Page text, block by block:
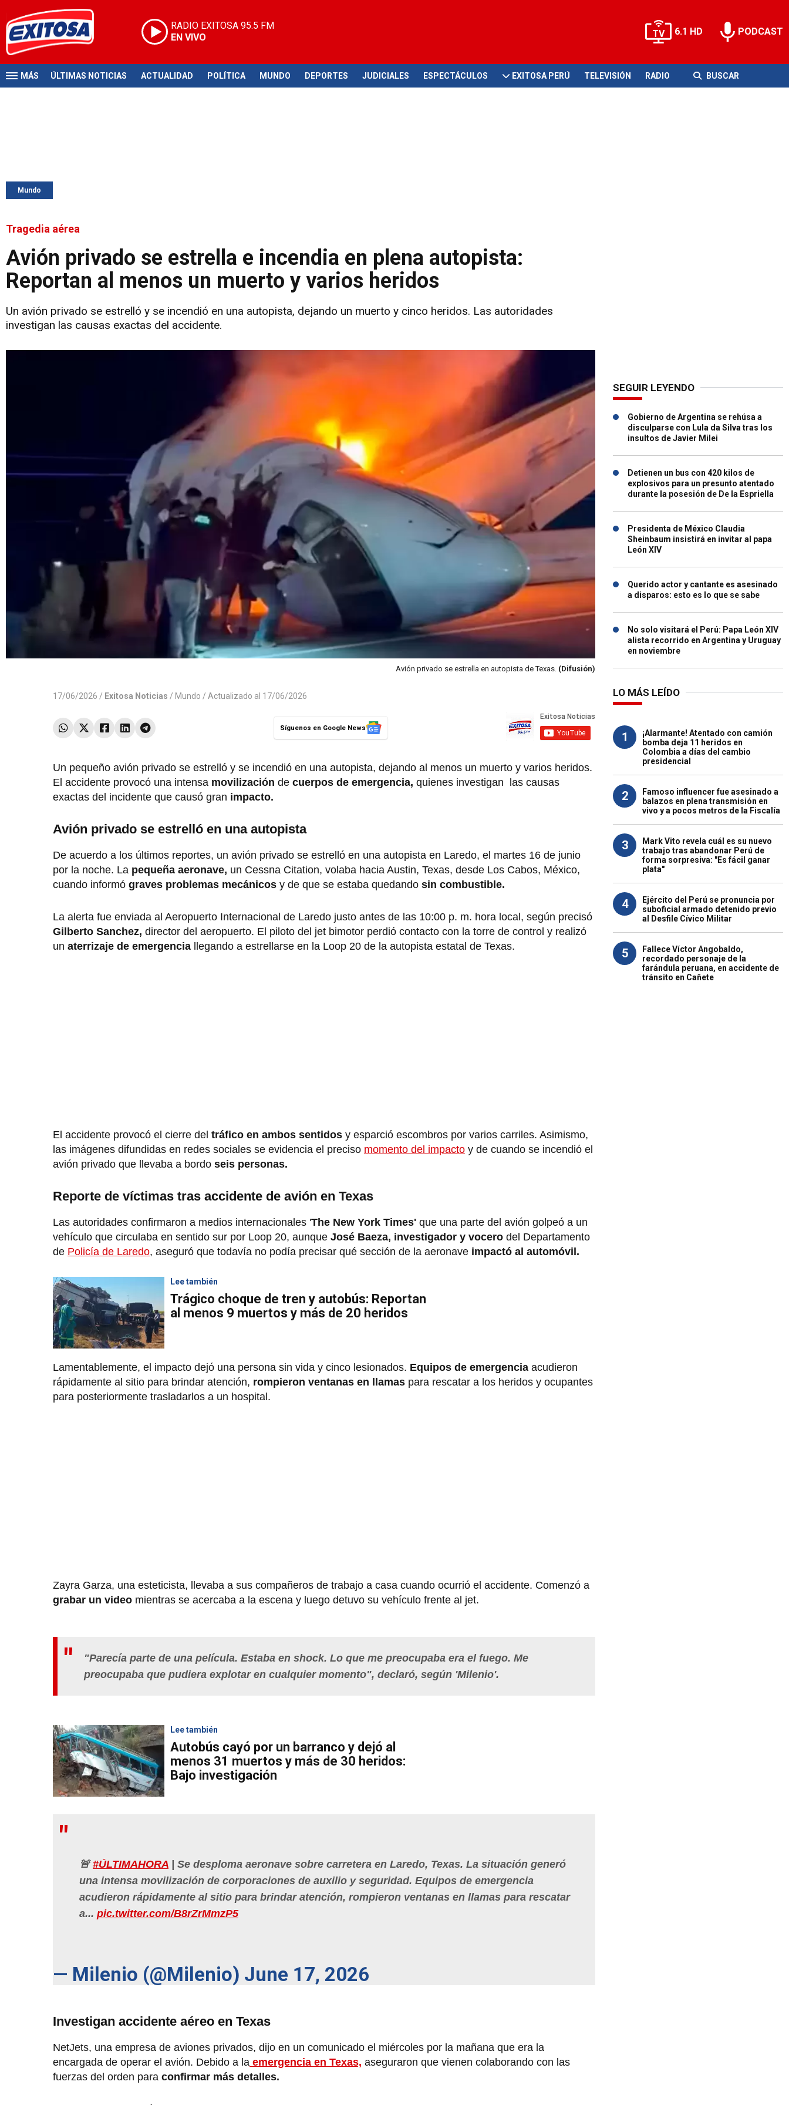
RADIO EXITOSA 95.5 FM
EN VIVO
6.1 HD PODCAST
MÁS ÚLTIMAS NOTICIAS ACTUALIDAD POLÍTICA MUNDO DEPORTES JUDICIALES ESPECTÁCULOS EXITOSA PERÚ TELEVISIÓN RADIO BUSCAR
Mundo
Tragedia aérea
Avión privado se estrella e incendia en plena autopista:
Reportan al menos un muerto y varios heridos
Un avión privado se estrelló y se incendió en una autopista, dejando un muerto y cinco heridos. Las autoridades
investigan las causas exactas del accidente.
Avión privado se estrella en autopista de Texas. (Difusión)
17/06/2026 / Exitosa Noticias / Mundo / Actualizado al 17/06/2026
Síguenos en Google News
Un pequeño avión privado se estrelló y se incendió en una autopista, dejando al menos un muerto y varios heridos.
El accidente provocó una intensa movilización de cuerpos de emergencia, quienes investigan las causas
exactas del incidente que causó gran impacto.
Avión privado se estrelló en una autopista
De acuerdo a los últimos reportes, un avión privado se estrelló en una autopista en Laredo, el martes 16 de junio
por la noche. La pequeña aeronave, un Cessna Citation, volaba hacia Austin, Texas, desde Los Cabos, México,
cuando informó graves problemas mecánicos y de que se estaba quedando sin combustible.
La alerta fue enviada al Aeropuerto Internacional de Laredo justo antes de las 10:00 p. m. hora local, según precisó
Gilberto Sanchez, director del aeropuerto. El piloto del jet bimotor perdió contacto con la torre de control y realizó
un aterrizaje de emergencia llegando a estrellarse en la Loop 20 de la autopista estatal de Texas.
El accidente provocó el cierre del tráfico en ambos sentidos y esparció escombros por varios carriles. Asimismo,
las imágenes difundidas en redes sociales se evidencia el preciso momento del impacto y de cuando se incendió el
avión privado que llevaba a bordo seis personas.
Reporte de víctimas tras accidente de avión en Texas
Las autoridades confirmaron a medios internacionales 'The New York Times' que una parte del avión golpeó a un
vehículo que circulaba en sentido sur por Loop 20, aunque José Baeza, investigador y vocero del Departamento
de Policía de Laredo, aseguró que todavía no podía precisar qué sección de la aeronave impactó al automóvil.
Lee también
Trágico choque de tren y autobús: Reportan
al menos 9 muertos y más de 20 heridos
Lamentablemente, el impacto dejó una persona sin vida y cinco lesionados. Equipos de emergencia acudieron
rápidamente al sitio para brindar atención, rompieron ventanas en llamas para rescatar a los heridos y ocupantes
para posteriormente trasladarlos a un hospital.
Zayra Garza, una esteticista, llevaba a sus compañeros de trabajo a casa cuando ocurrió el accidente. Comenzó a
grabar un video mientras se acercaba a la escena y luego detuvo su vehículo frente al jet.
"Parecía parte de una película. Estaba en shock. Lo que me preocupaba era el fuego. Me
preocupaba que pudiera explotar en cualquier momento", declaró, según 'Milenio'.
Lee también
Autobús cayó por un barranco y dejó al
menos 31 muertos y más de 30 heridos:
Bajo investigación
🚨#ÚLTIMAHORA | Se desploma aeronave sobre carretera en Laredo, Texas. La situación generó
una intensa movilización de corporaciones de auxilio y seguridad. Equipos de emergencia
acudieron rápidamente al sitio para brindar atención, rompieron ventanas en llamas para rescatar
a... pic.twitter.com/B8rZrMmzP5
— Milenio (@Milenio) June 17, 2026
Investigan accidente aéreo en Texas
NetJets, una empresa de aviones privados, dijo en un comunicado el miércoles por la mañana que era la
encargada de operar el avión. Debido a la emergencia en Texas, aseguraron que vienen colaborando con las
fuerzas del orden para confirmar más detalles.
SEGUIR LEYENDO
Gobierno de Argentina se rehúsa a
disculparse con Lula da Silva tras los
insultos de Javier Milei
Detienen un bus con 420 kilos de
explosivos para un presunto atentado
durante la posesión de De la Espriella
Presidenta de México Claudia
Sheinbaum insistirá en invitar al papa
León XIV
Querido actor y cantante es asesinado
a disparos: esto es lo que se sabe
No solo visitará el Perú: Papa León XIV
alista recorrido en Argentina y Uruguay
en noviembre
LO MÁS LEÍDO
1
¡Alarmante! Atentado con camión
bomba deja 11 heridos en
Colombia a días del cambio
presidencial
2
Famoso influencer fue asesinado a
balazos en plena transmisión en
vivo y a pocos metros de la Fiscalía
3
Mark Vito revela cuál es su nuevo
trabajo tras abandonar Perú de
forma sorpresiva: "Es fácil ganar
plata"
4
Ejército del Perú se pronuncia por
suboficial armado detenido previo
al Desfile Cívico Militar
5
Fallece Víctor Angobaldo,
recordado personaje de la
farándula peruana, en accidente de
tránsito en Cañete